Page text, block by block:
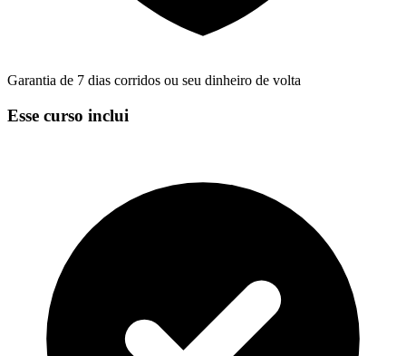
Garantia de 7 dias corridos ou seu dinheiro de volta
Esse curso inclui